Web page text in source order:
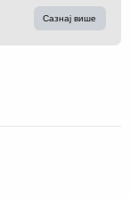
Сазнај више